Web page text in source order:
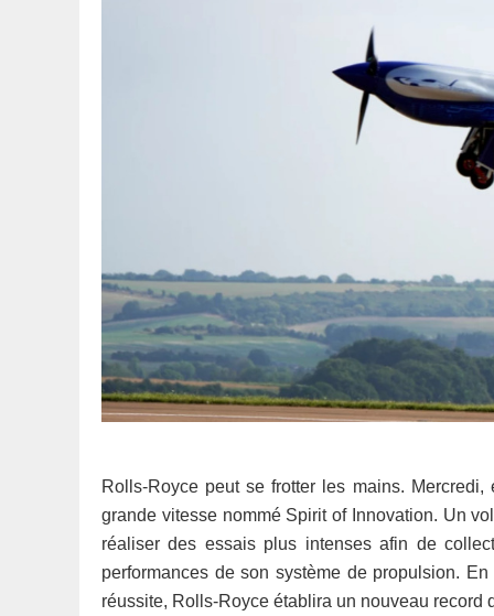
Rolls-Royce peut se frotter les mains.
grande vitesse nommé Spirit of Innovation. Un
réaliser des essais plus intenses afin de
performances de son système de propulsion.
réussite, Rolls-Royce établira un nouveau